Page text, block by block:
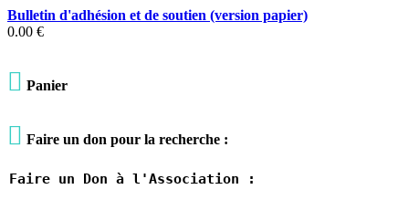
Bulletin d'adhésion et de soutien (version papier)
0.00 €
 Panier
 Faire un don pour la recherche :
Faire un Don à l'Association :